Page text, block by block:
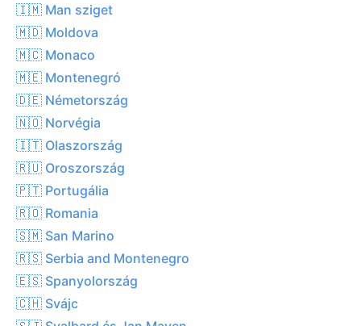
🇮🇲 Man sziget
🇲🇩 Moldova
🇲🇨 Monaco
🇲🇪 Montenegró
🇩🇪 Németország
🇳🇴 Norvégia
🇮🇹 Olaszország
🇷🇺 Oroszország
🇵🇹 Portugália
🇷🇴 Romania
🇸🇲 San Marino
🇷🇸 Serbia and Montenegro
🇪🇸 Spanyolország
🇨🇭 Svájc